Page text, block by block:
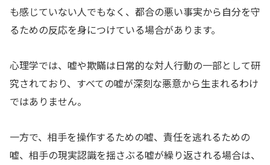
も感じていない人でもなく、都合の悪い事実から自分を守
るための反応を身につけている場合があります。
心理学では、嘘や欺瞞は日常的な対人行動の一部として研
究されており、すべての嘘が深刻な悪意から生まれるわけ
ではありません。
一方で、相手を操作するための嘘、責任を逃れるための
嘘、相手の現実認識を揺さぶる嘘が繰り返される場合は、